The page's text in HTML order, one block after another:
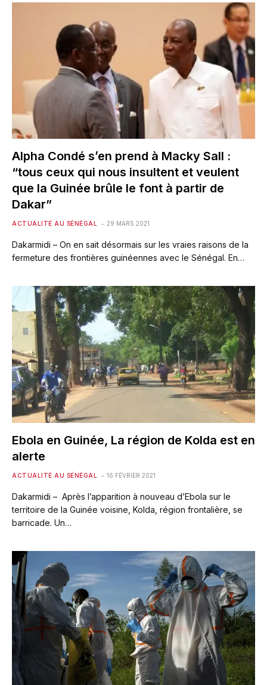
Alpha Condé s’en prend à Macky Sall :
“tous ceux qui nous insultent et veulent
que la Guinée brûle le font à partir de
Dakar”
ACTUALITÉ AU SÉNÉGAL 29 MARS 2021
Dakarmidi – On en sait désormais sur les vraies raisons de la
fermeture des frontières guinéennes avec le Sénégal. En…
Ebola en Guinée, La région de Kolda est en
alerte
ACTUALITÉ AU SÉNÉGAL 16 FÉVRIER 2021
Dakarmidi – Après l’apparition à nouveau d’Ebola sur le
territoire de la Guinée voisine, Kolda, région frontalière, se
barricade. Un…